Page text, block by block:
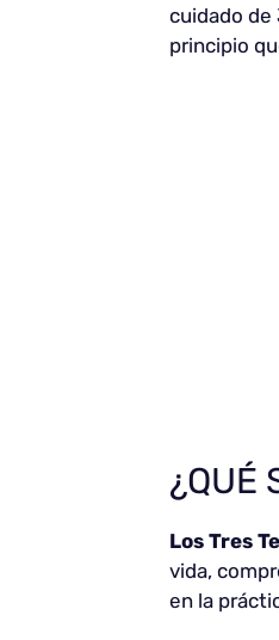
cuidado de
principio
¿QUÉ
Los Tres
vida,
en la